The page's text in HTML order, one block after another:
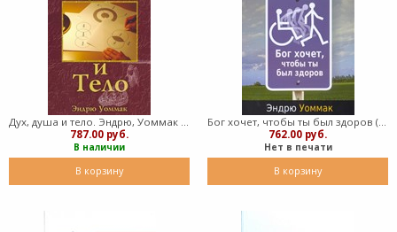
787.00 руб.
В наличии
В корзину
762.00 руб.
Нет в печати
В корзину